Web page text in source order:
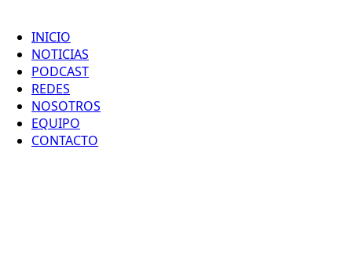
INICIO
NOTICIAS
PODCAST
REDES
NOSOTROS
EQUIPO
CONTACTO